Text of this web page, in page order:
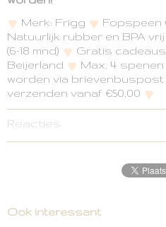
Merk: Frigg
Fopspeen
Natuurlijk rubber en BPA vrij
(6-18 mnd)
Gratis
Beijerland
Max. 4
worden via brievenbuspost
verzenden vanaf €50,00
Reacties
Ook interessant